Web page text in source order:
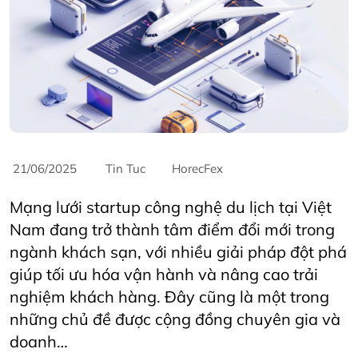
21/06/2025 Tin Tuc HorecFex
Mạng lưới startup công nghệ du lịch tại Việt
Nam đang trở thành tâm điểm đổi mới trong
ngành khách sạn, với nhiều giải pháp đột phá
giúp tối ưu hóa vận hành và nâng cao trải
nghiệm khách hàng. Đây cũng là một trong
những chủ đề được cộng đồng chuyên gia và
doanh…